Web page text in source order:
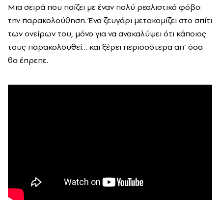
Μια σειρά που παίζει με έναν πολύ ρεαλιστικό φόβο:
την παρακολούθηση. Ένα ζευγάρι μετακομίζει στο σπίτι
των ονείρων του, μόνο για να ανακαλύψει ότι κάποιος
τους παρακολουθεί… και ξέρει περισσότερα απ’ όσα
θα έπρεπε.